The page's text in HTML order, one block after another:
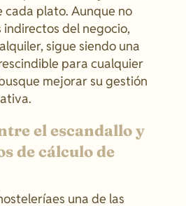
cada plato. Aunque no
indirectos del negocio,
sigue siendo una
para cualquier
mejorar su gestión
el escandallo y
de cálculo de
una de las